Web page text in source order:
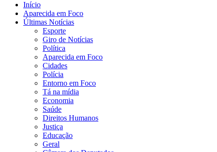
Início
Aparecida em Foco
Últimas Notícias
Esporte
Giro de Notícias
Política
Aparecida em Foco
Cidades
Polícia
Entorno em Foco
Tá na mídia
Economia
Saúde
Direitos Humanos
Justiça
Educação
Geral